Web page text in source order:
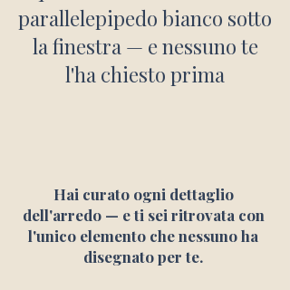
parallelepipedo bianco sotto
la finestra — e nessuno te
l'ha chiesto prima
Hai curato ogni dettaglio
dell'arredo — e ti sei ritrovata con
l'unico elemento che nessuno ha
disegnato per te.